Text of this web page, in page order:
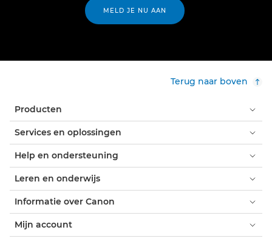
MELD JE NU AAN
Terug naar boven
Producten
Services en oplossingen
Help en ondersteuning
Leren en onderwijs
Informatie over Canon
Mijn account